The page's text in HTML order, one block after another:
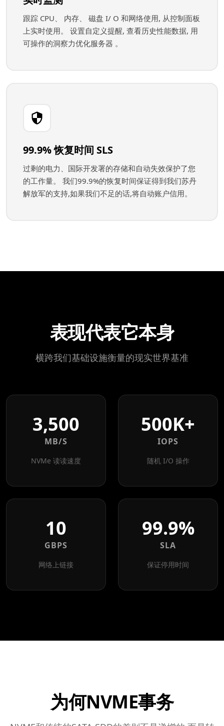
跟踪 CPU、 内存、 磁盘 I/ O 和网络使用, 从控制面板
上实时使用。 设置自定义提醒, 查看历史性能数据, 用
可操作的洞察力优化服务器 。
99.9% 恢复时间 SLS
过剩的电力、国际开发署的存储和自动失效保护了您
的工作量。 我们99.9%的恢复时间保证得到我们苏丹
解放军的支持,如果我们不足的话,将自动账户信用。
表现代表它本身
横跨我们基础设施衡量的现实世界基准
3,500
MB/S
NVMe 读读速度
500K+
IOPS
随机 I/O 操作
10
GBPS
网络上链接
99.9%
SLA
保证停用时间
为何NVME事务